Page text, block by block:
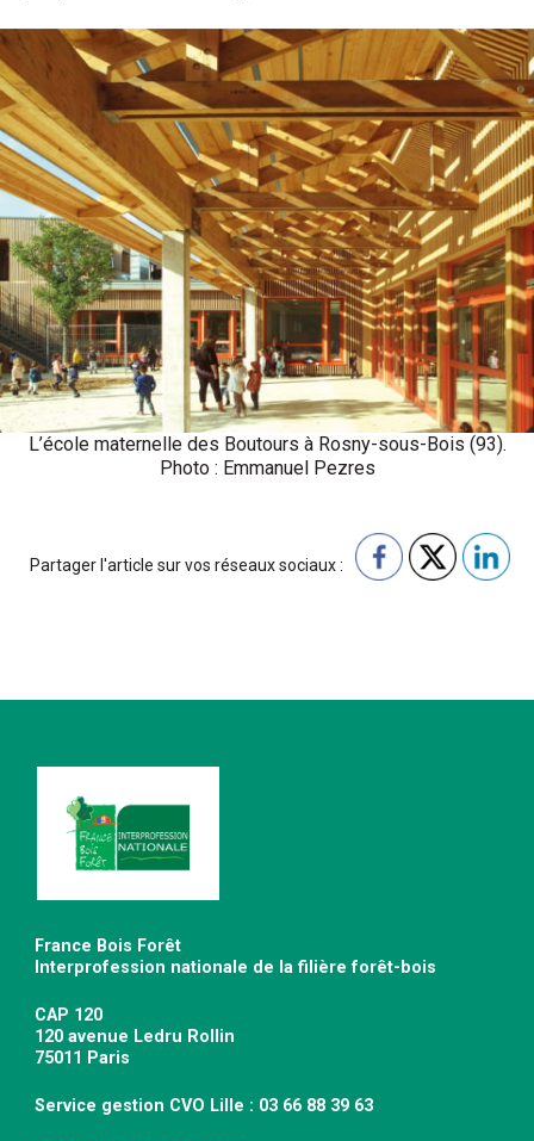
L’école maternelle des Boutours à Rosny-sous-Bois (93).
Photo : Emmanuel Pezres
Partager l'article sur vos réseaux sociaux :
France Bois Forêt
Interprofession nationale de la filière forêt-bois
CAP 120
120 avenue Ledru Rollin
75011 Paris
Service gestion CVO Lille : 03 66 88 39 63